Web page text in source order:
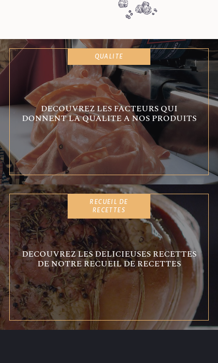
QUALITE
DECOUVREZ LES FACTEURS QUI
DONNENT LA QUALITE A NOS PRODUITS
RECUEIL DE
RECETTES
DECOUVREZ LES DELICIEUSES RECETTES
DE NOTRE RECUEIL DE RECETTES